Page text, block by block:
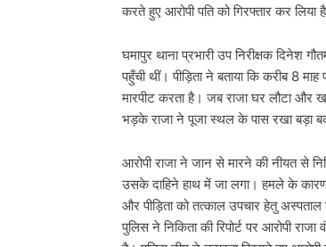
करते हुए आरोपी पति को गिरफ्तार कर लिया
घमापुर थाना प्रभारी उप निरीक्षक दिनेश
पहुँची थीं। पीड़िता ने बताया कि करीब 8
मारपीट करता है। जब राजा घर लौटा और
भड़के राजा ने पूजा स्थल के पास रखा बड़ा
आरोपी राजा ने जान से मारने की नीयत से
उसके दाहिने हाथ में जा लगा। हमले के
और पीड़िता को तत्काल उपचार हेतु अस्पताल
पुलिस ने निकिता की रिपोर्ट पर आरोपी